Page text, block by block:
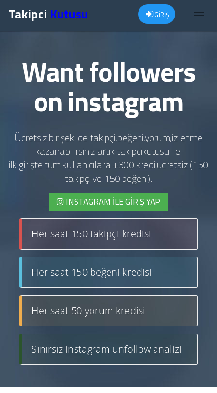
Takipci Kutusu GİRİŞ
Want followers
on instagram
Ücretsiz bir şekilde takipçi,beğeni,yorum,izlenme
kazanabilirsiniz artık takipcikutusu ile.
ilk girişte tüm kullanıcılara +300 kredi ücretsiz (150
takipçi ve 150 beğeni).
INSTAGRAM İLE GIRIŞ YAP
Her saat 150 takipçi kredisi
Her saat 150 beğeni kredisi
Her saat 50 yorum kredisi
Sınırsız instagram unfollow analizi